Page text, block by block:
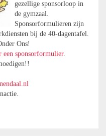
gezellige sponsorloop in
de gymzaal.
Sponsorformulieren zijn
bij de 40-dagentafel.
Ons!
een sponsorformulier.